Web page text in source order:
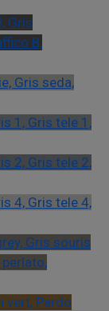
Gris
B,
Gris seda,
1, Gris tele 1,
2, Gris tele 2,
4, Gris tele 4,
Gris souris
vert, Pardo